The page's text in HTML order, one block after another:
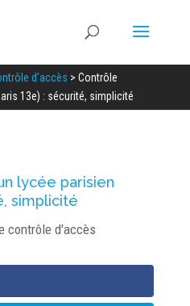
d'accès > Contrôle
13e) : sécurité, simplicité
lycée parisien
simplicité
contrôle d'accès